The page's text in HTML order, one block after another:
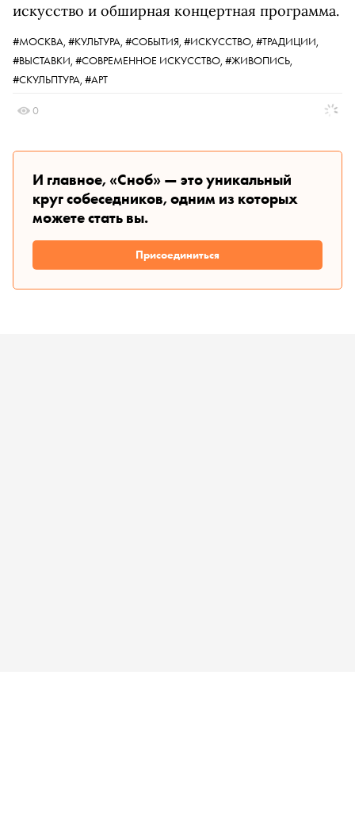
искусство и обширная концертная программа.
#МОСКВА, #КУЛЬТУРА, #СОБЫТИЯ, #ИСКУССТВО, #ТРАДИЦИИ,
#ВЫСТАВКИ, #СОВРЕМЕННОЕ ИСКУССТВО, #ЖИВОПИСЬ,
#СКУЛЬПТУРА, #АРТ
0
И главное, «Сноб» — это уникальный
круг собеседников, одним из которых
можете стать вы.
Присоединиться